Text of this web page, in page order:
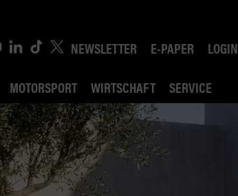
NEWSLETTER E-PAPER LOGIN
MOTORSPORT WIRTSCHAFT SERVICE
ROBIN ROAD